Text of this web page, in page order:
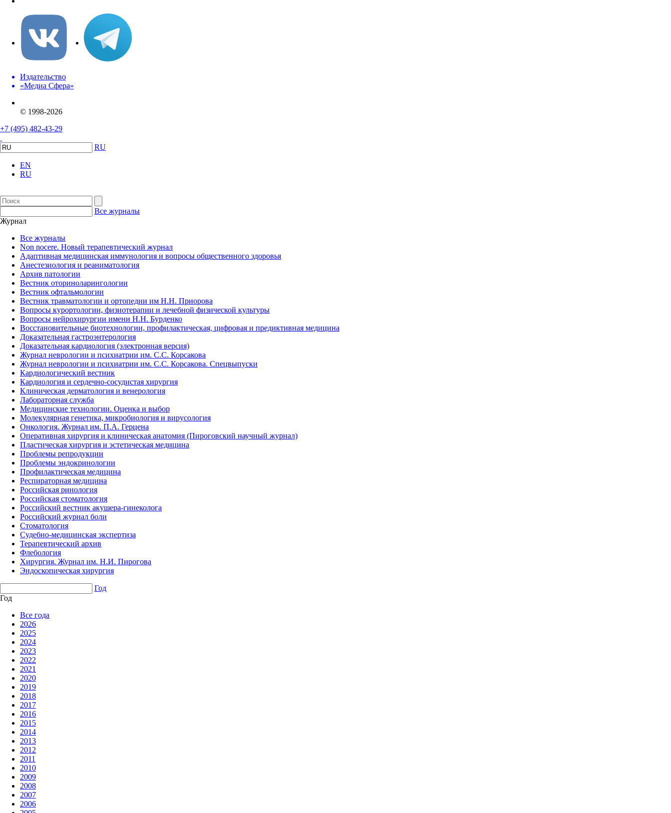
Издательство
«Медиа Сфера»
© 1998-2026
+7 (495) 482-43-29
RU
EN
RU
Все журналы
Журнал
Все журналы
Non nocere. Новый терапевтический журнал
Адаптивная медицинская иммунология и вопросы общественного здоровья
Анестезиология и реаниматология
Архив патологии
Вестник оториноларингологии
Вестник офтальмологии
Вестник травматологии и ортопедии им Н.Н. Приорова
Вопросы курортологии, физиотерапии и лечебной физической культуры
Вопросы нейрохирургии имени Н.Н. Бурденко
Восстановительные биотехнологии, профилактическая, цифровая и предиктивная медицина
Доказательная гастроэнтерология
Доказательная кардиология (электронная версия)
Журнал неврологии и психиатрии им. С.С. Корсакова
Журнал неврологии и психиатрии им. С.С. Корсакова. Спецвыпуски
Кардиологический вестник
Кардиология и сердечно-сосудистая хирургия
Клиническая дерматология и венерология
Лабораторная служба
Медицинские технологии. Оценка и выбор
Молекулярная генетика, микробиология и вирусология
Онкология. Журнал им. П.А. Герцена
Оперативная хирургия и клиническая анатомия (Пироговский научный журнал)
Пластическая хирургия и эстетическая медицина
Проблемы репродукции
Проблемы эндокринологии
Профилактическая медицина
Респираторная медицина
Российская ринология
Российская стоматология
Российский вестник акушера-гинеколога
Российский журнал боли
Стоматология
Судебно-медицинская экспертиза
Терапевтический архив
Флебология
Хирургия. Журнал им. Н.И. Пирогова
Эндоскопическая хирургия
Год
Год
Все года
2026
2025
2024
2023
2022
2021
2020
2019
2018
2017
2016
2015
2014
2013
2012
2011
2010
2009
2008
2007
2006